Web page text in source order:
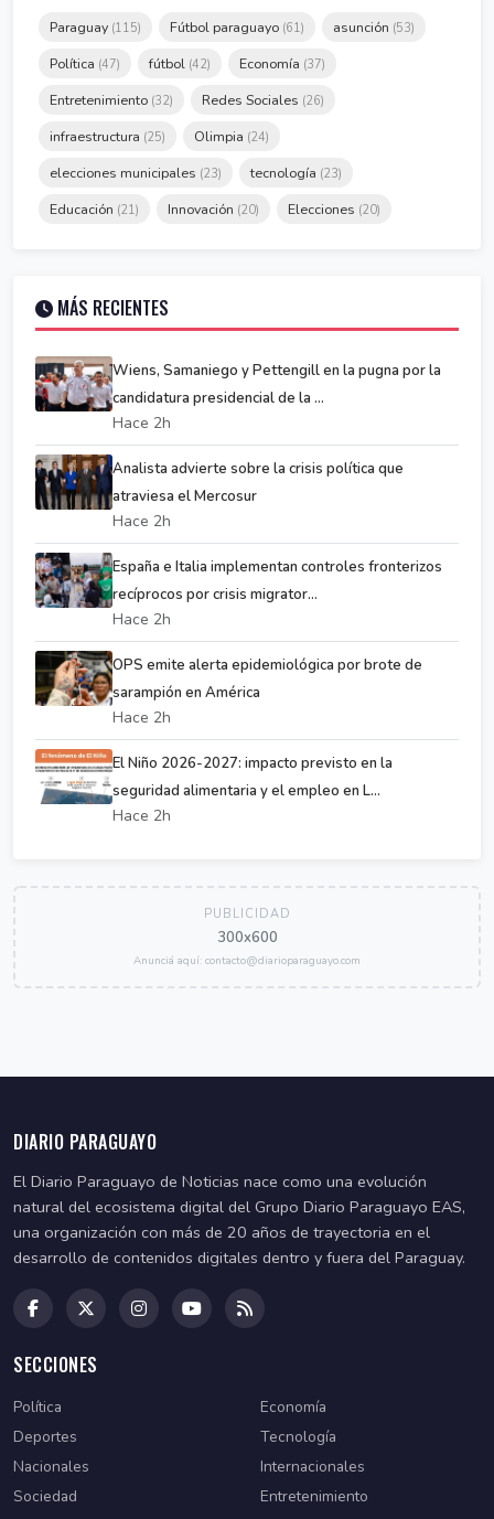
Paraguay (115) Fútbol paraguayo (61) asunción (53)
Política (47) fútbol (42) Economía (37)
Entretenimiento (32) Redes Sociales (26)
infraestructura (25) Olimpia (24)
elecciones municipales (23) tecnología (23)
Educación (21) Innovación (20) Elecciones (20)
MÁS RECIENTES
Wiens, Samaniego y Pettengill en la pugna por la
candidatura presidencial de la ...
Hace 2h
Analista advierte sobre la crisis política que
atraviesa el Mercosur
Hace 2h
España e Italia implementan controles fronterizos
recíprocos por crisis migrator...
Hace 2h
OPS emite alerta epidemiológica por brote de
sarampión en América
Hace 2h
El Niño 2026-2027: impacto previsto en la
seguridad alimentaria y el empleo en L...
Hace 2h
PUBLICIDAD
300x600
Anunciá aquí: contacto@diarioparaguayo.com
DIARIO PARAGUAYO
El Diario Paraguayo de Noticias nace como una evolución
natural del ecosistema digital del Grupo Diario Paraguayo EAS,
una organización con más de 20 años de trayectoria en el
desarrollo de contenidos digitales dentro y fuera del Paraguay.
SECCIONES
Política
Economía
Deportes
Tecnología
Nacionales
Internacionales
Sociedad
Entretenimiento